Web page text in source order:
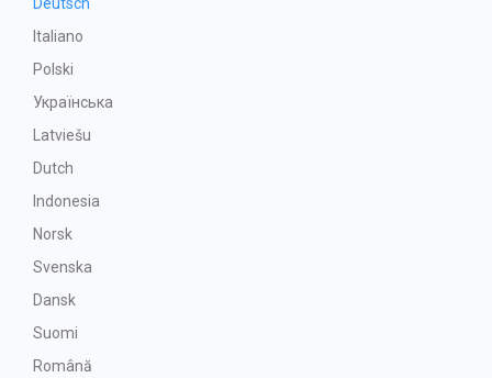
Italiano
Polski
Українська
Latviešu
Dutch
Indonesia
Norsk
Svenska
Dansk
Suomi
Română